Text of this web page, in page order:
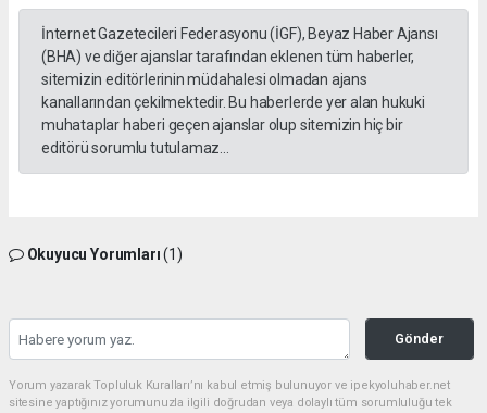
İnternet Gazetecileri Federasyonu (İGF), Beyaz Haber Ajansı
(BHA) ve diğer ajanslar tarafından eklenen tüm haberler,
sitemizin editörlerinin müdahalesi olmadan ajans
kanallarından çekilmektedir. Bu haberlerde yer alan hukuki
muhataplar haberi geçen ajanslar olup sitemizin hiç bir
editörü sorumlu tutulamaz...
Okuyucu Yorumları(1)
Gönder
Yorum yazarak Topluluk Kuralları’nı kabul etmiş bulunuyor ve ipekyoluhaber.net
sitesine yaptığınız yorumunuzla ilgili doğrudan veya dolaylı tüm sorumluluğu tek